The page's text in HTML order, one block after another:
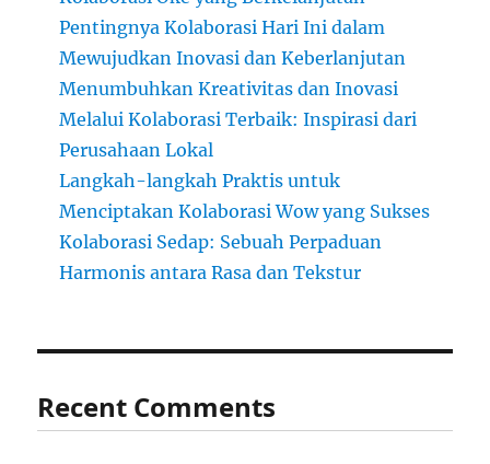
Pentingnya Kolaborasi Hari Ini dalam
Mewujudkan Inovasi dan Keberlanjutan
Menumbuhkan Kreativitas dan Inovasi
Melalui Kolaborasi Terbaik: Inspirasi dari
Perusahaan Lokal
Langkah-langkah Praktis untuk
Menciptakan Kolaborasi Wow yang Sukses
Kolaborasi Sedap: Sebuah Perpaduan
Harmonis antara Rasa dan Tekstur
Recent Comments